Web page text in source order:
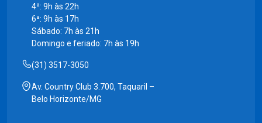
4ª: 9h às 22h
6ª: 9h às 17h
Sábado: 7h às 21h
Domingo e feriado: 7h às 19h
(31) 3517-3050
Av. Country Club 3.700, Taquaril –
Belo Horizonte/MG